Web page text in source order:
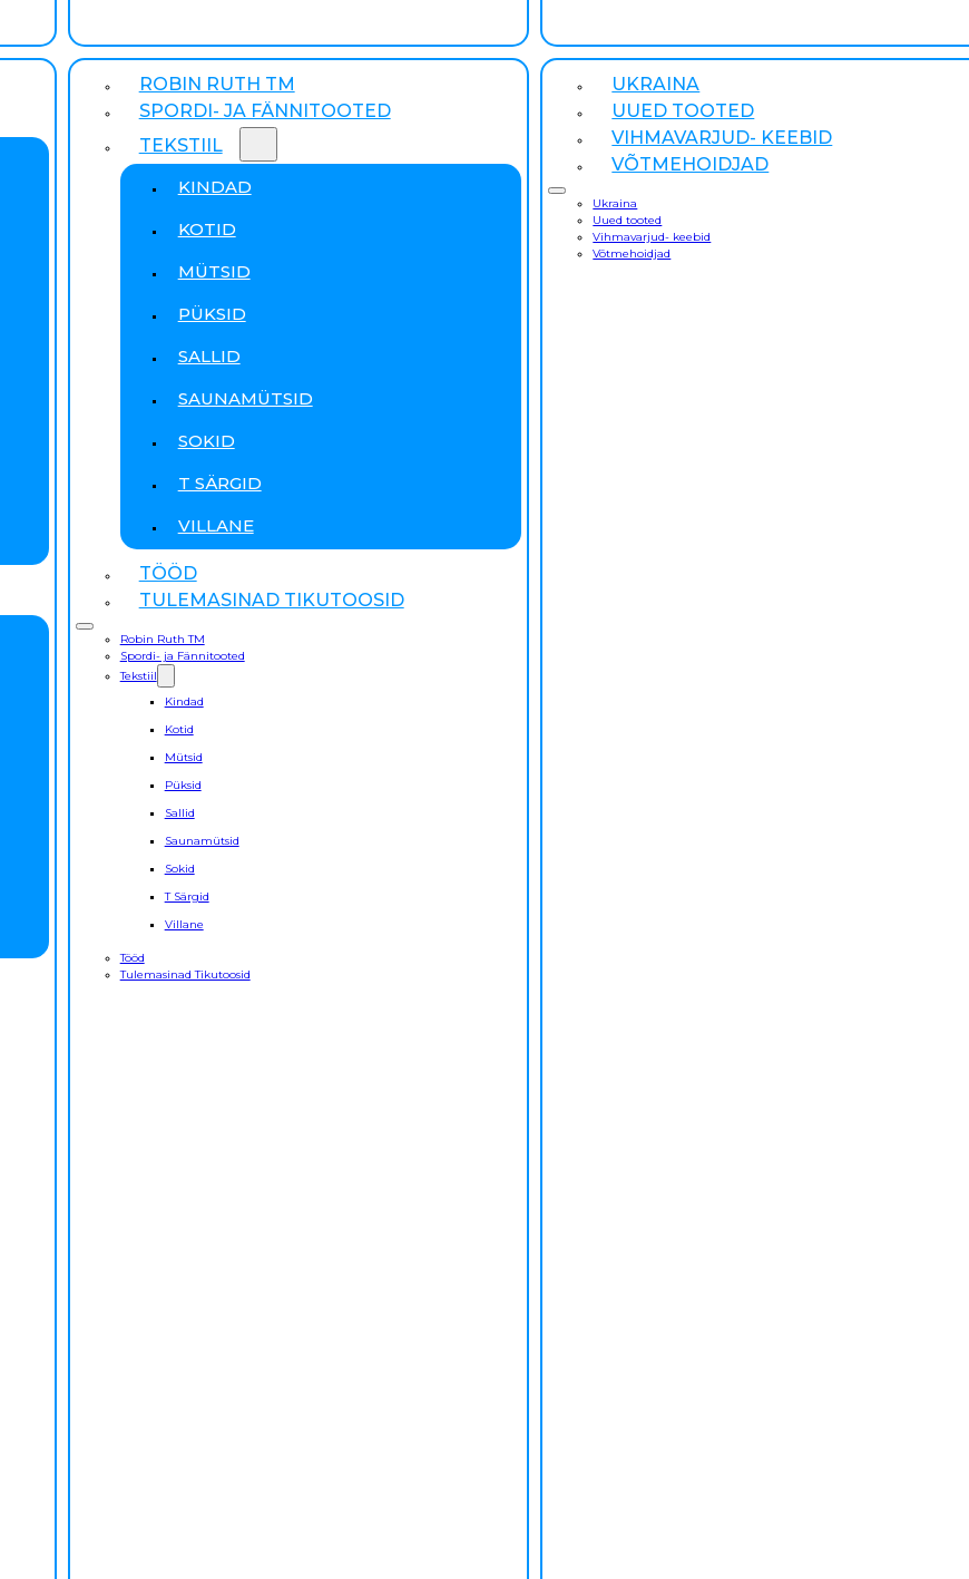
ROBIN RUTH TM
SPORDI- JA FÄNNITOOTED
TEKSTIIL
KINDAD
KOTID
MÜTSID
PÜKSID
SALLID
SAUNAMÜTSID
SOKID
T SÄRGID
VILLANE
TÖÖD
TULEMASINAD TIKUTOOSID
Robin Ruth TM
Spordi- ja Fännitooted
Tekstiil
Kindad
Kotid
Mütsid
Püksid
Sallid
Saunamütsid
Sokid
T Särgid
Villane
Tööd
Tulemasinad Tikutoosid
UKRAINA
UUED TOOTED
VIHMAVARJUD- KEEBID
VÕTMEHOIDJAD
Ukraina
Uued tooted
Vihmavarjud- keebid
Võtmehoidjad